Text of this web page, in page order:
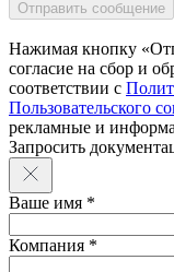
Нажимая кнопку
согласие на сбор и
соответствии с
Пользовательского
рекламные и
Запросить
Ваше имя *
Компания *